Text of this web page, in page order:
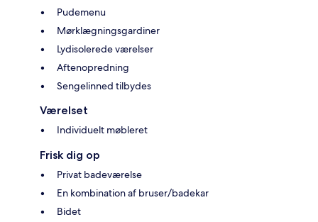
Pudemenu
Mørklægningsgardiner
Lydisolerede værelser
Aftenopredning
Sengelinned tilbydes
Værelset
Individuelt møbleret
Frisk dig op
Privat badeværelse
En kombination af bruser/badekar
Bidet